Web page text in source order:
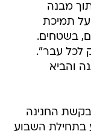
מבנה
תמיכת
בשטחים.
לכל עבר".
והביא
החנינה
בתחילת השבוע